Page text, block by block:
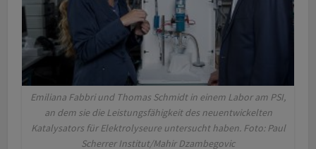
Emiliana Fabbri und Thomas Schmidt in einem Labor am PSI,
an dem sie die Leistungsfähigkeit des neuentwickelten
Katalysators für Elektrolyseure untersucht haben. Foto: Paul
Scherrer Institut/Mahir Dzambegovic